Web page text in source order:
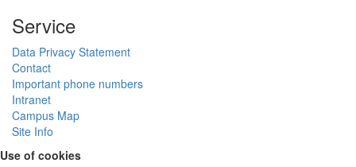
Service
Data Privacy Statement
Contact
Important phone numbers
Intranet
Campus Map
Site Info
Use of cookies